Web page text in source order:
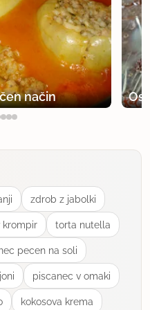
bom probala in
način
zdrob z jabolki
krompir torta nutella
pecen na soli
piscanec v omaki
kokosova krema